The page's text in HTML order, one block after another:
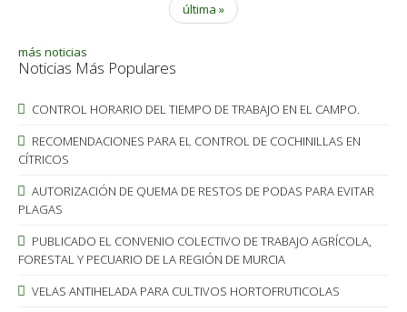
última »
más noticias
Noticias Más Populares
CONTROL HORARIO DEL TIEMPO DE TRABAJO EN EL CAMPO.
RECOMENDACIONES PARA EL CONTROL DE COCHINILLAS EN
CÍTRICOS
AUTORIZACIÓN DE QUEMA DE RESTOS DE PODAS PARA EVITAR
PLAGAS
PUBLICADO EL CONVENIO COLECTIVO DE TRABAJO AGRÍCOLA,
FORESTAL Y PECUARIO DE LA REGIÓN DE MURCIA
VELAS ANTIHELADA PARA CULTIVOS HORTOFRUTICOLAS